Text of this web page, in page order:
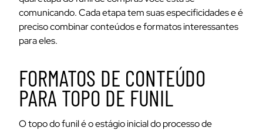
comunicando. Cada etapa tem suas especificidades e é
preciso combinar conteúdos e formatos interessantes
para eles.
FORMATOS DE CONTEÚDO
PARA TOPO DE FUNIL
O topo do funil é o estágio inicial do processo de